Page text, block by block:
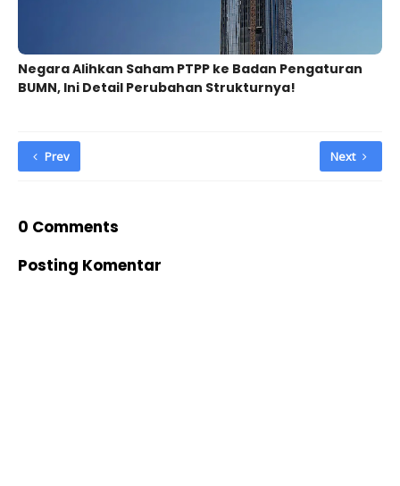
Negara Alihkan Saham PTPP ke Badan Pengaturan
BUMN, Ini Detail Perubahan Strukturnya!
Prev Next
0 Comments
Posting Komentar